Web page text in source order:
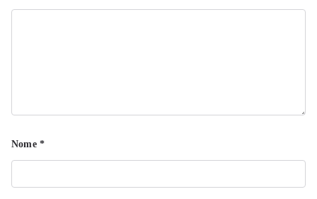
Nome *